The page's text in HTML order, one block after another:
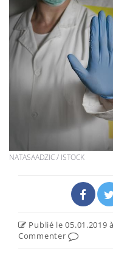
NATASAADZIC / ISTOCK
Publié le 05.01.2019
Commenter